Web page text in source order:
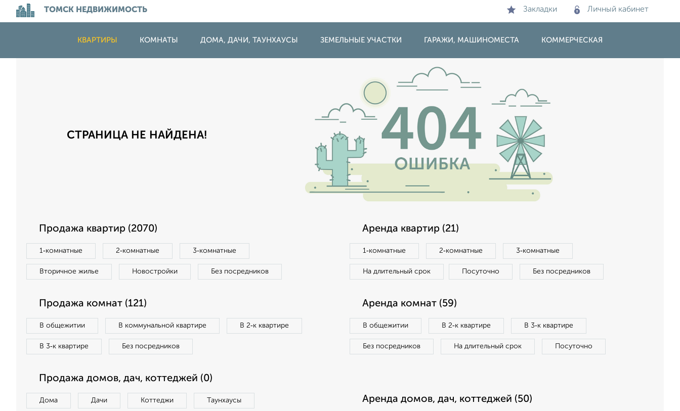
ТОМСК НЕДВИЖИМОСТЬ Закладки Личный кабинет
КВАРТИРЫ КОМНАТЫ ДОМА, ДАЧИ, ТАУНХАУСЫ ЗЕМЕЛЬНЫЕ УЧАСТКИ ГАРАЖИ, МАШИНОМЕСТА КОММЕРЧЕСКАЯ
СТРАНИЦА НЕ НАЙДЕНА!
Продажа квартир (2070)
1‑комнатные 2‑комнатные 3‑комнатные
Вторичное жилье Новостройки Без посредников
Аренда квартир (21)
1‑комнатные 2‑комнатные 3‑комнатные
На длительный срок Посуточно Без посредников
Продажа комнат (121)
В общежитии В коммунальной квартире В 2‑к квартире
В 3‑к квартире Без посредников
Аренда комнат (59)
В общежитии В 2‑к квартире В 3‑к квартире
Без посредников На длительный срок Посуточно
Продажа домов, дач, коттеджей (0)
Дома Дачи Коттеджи Таунхаусы Аренда домов, дач, коттеджей (50)